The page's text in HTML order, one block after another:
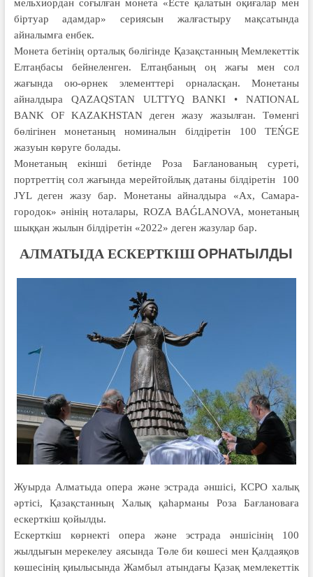
мельхиордан соғылған монета «Есте қалатын оқиғалар мен
біртуар адамдар» сериясын жалғастыру мақсатында
айналымға енбек.
Монета бетінің орталық бөлігінде Қазақстанның Мемлекеттік
Елтаңбасы бейнеленген. Елтаңбаның оң жағы мен сол
жағында ою-өрнек элементтері орналасқан. Монетаны
айналдыра QAZAQSTAN ULTTYQ BANKI • NATIONAL
BANK OF KAZAKHSTAN деген жазу жазылған. Төменгі
бөлігінен монетаның номиналын білдіретін 100 TEŃGE
жазуын көруге болады.
Монетаның екінші бетінде Роза Бағланованың суреті,
портреттің сол жағында мерейтойлық датаны білдіретін 100
JYL деген жазу бар. Монетаны айналдыра «Ах, Самара-
городок» әнінің ноталары, ROZA BAǴLANOVA, монетаның
шыққан жылын білдіретін «2022» деген жазулар бар.
АЛМАТЫДА ЕСКЕРТКІШОРНАТЫЛДЫ
Жуырда Алматыда опера және эстрада әншісі, КСРО халық
әртісі, Қазақстанның Халық қаһарманы Роза Бағлановаға
ескерткіш қойылды.
Ескерткіш көрнекті опера және эстрада әншісінің 100
жылдығын мерекелеу аясында Төле би көшесі мен Қалдаяқов
көшесінің қиылысында Жамбыл атындағы Қазақ мемлекеттік